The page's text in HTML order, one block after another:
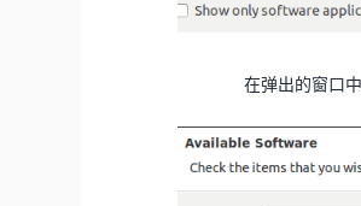
在弹出的窗口